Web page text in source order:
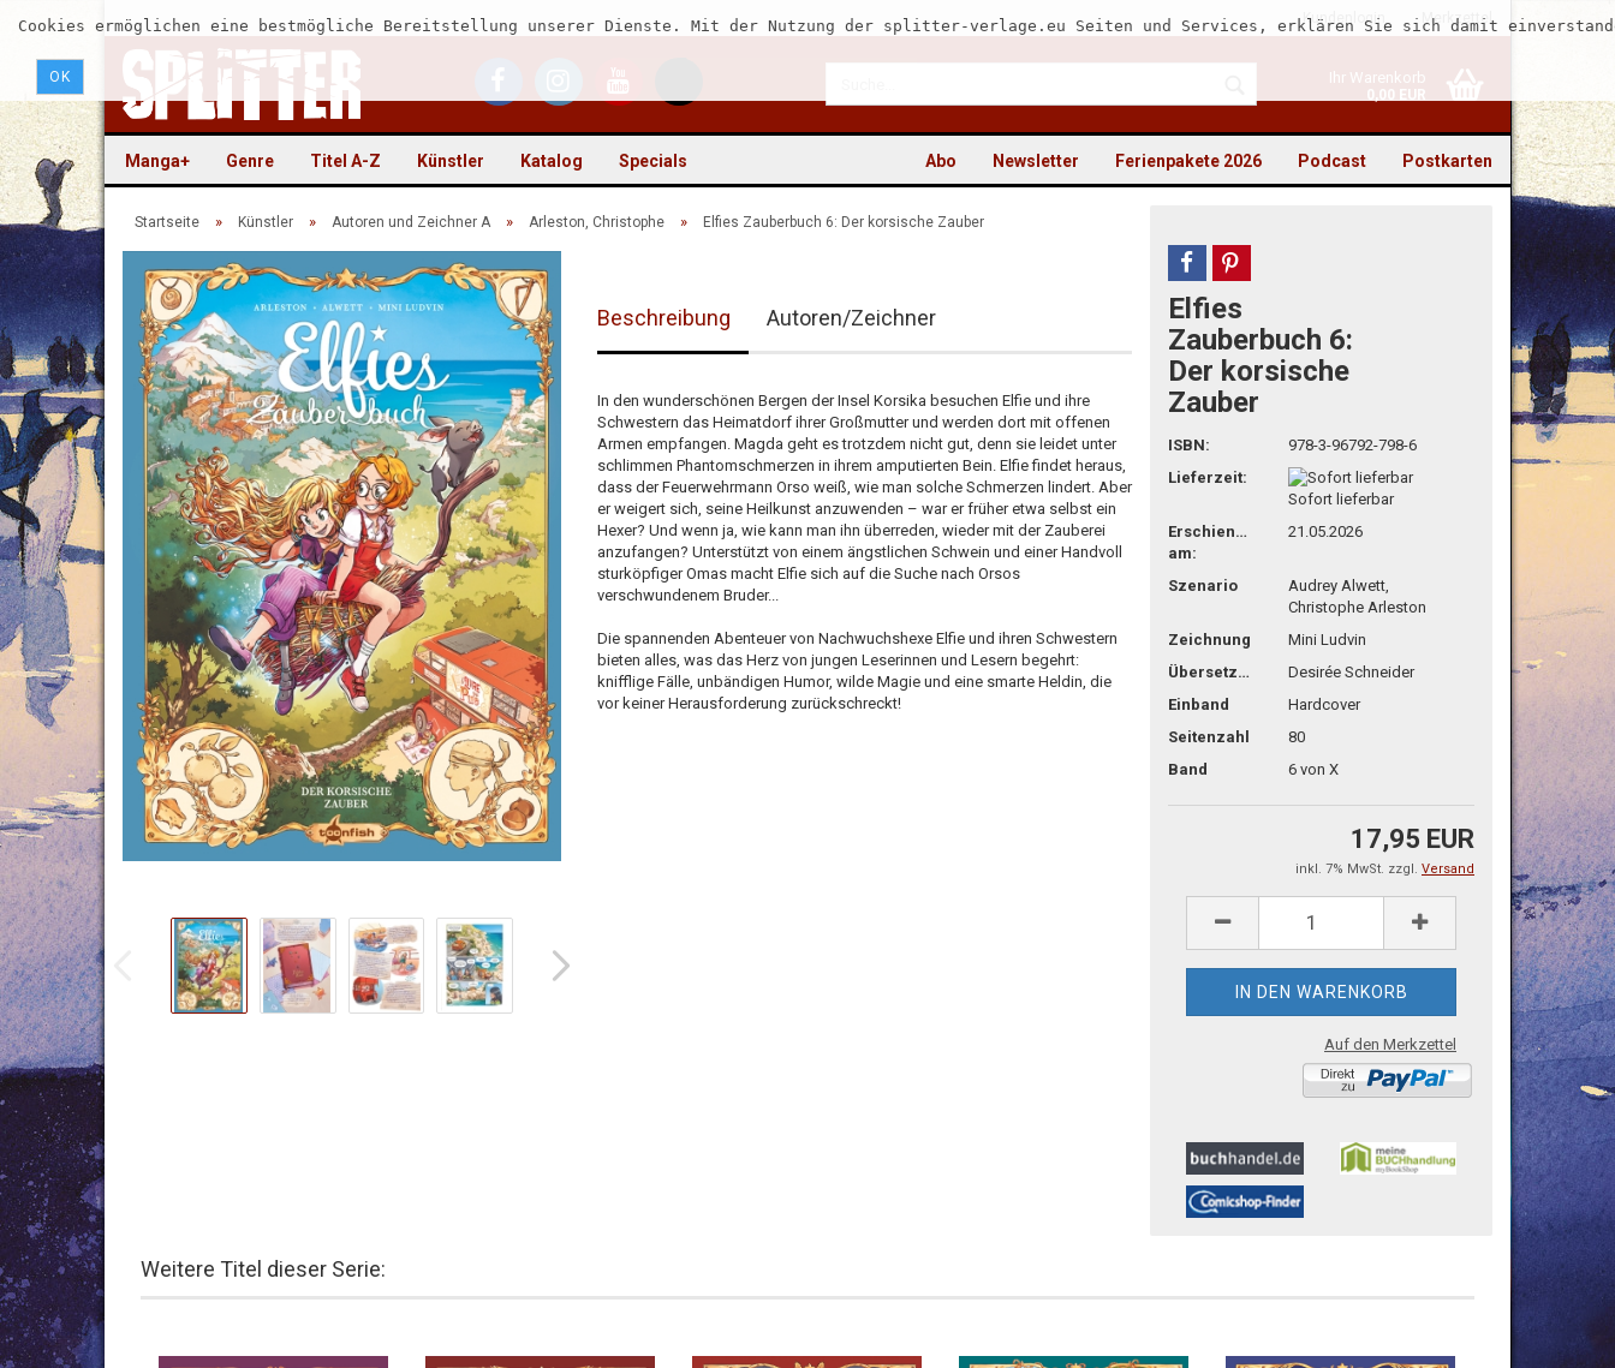
Kundenlogin
Passwort vergessen?
Merkzettel
Ihr Warenkorb
0,00 EUR
Cookies ermöglichen eine bestmögliche Bereitstellung unserer Dienste. Mit der Nutzung der splitter-verlage.eu Seiten und Services, erklären Sie sich damit
OK
Manga+ Genre Titel A-Z Künstler Katalog Specials Postkarten
Podcast
Ferienpakete 2026
Newsletter
Abo
Startseite » Künstler » Autoren und Zeichner A » Arleston, Christophe » Elfies Zauberbuch 6: Der korsische Zauber
Beschreibung Autoren/Zeichner
In den wunderschönen Bergen der Insel Korsika besuchen Elfie und ihre
Schwestern das Heimatdorf ihrer Großmutter und werden dort mit offenen
Armen empfangen. Magda geht es trotzdem nicht gut, denn sie leidet unter
schlimmen Phantomschmerzen in ihrem amputierten Bein. Elfie findet heraus,
dass der Feuerwehrmann Orso weiß, wie man solche Schmerzen lindert. Aber
er weigert sich, seine Heilkunst anzuwenden – war er früher etwa selbst ein
Hexer? Und wenn ja, wie kann man ihn überreden, wieder mit der Zauberei
anzufangen? Unterstützt von einem ängstlichen Schwein und einer Handvoll
sturköpfiger Omas macht Elfie sich auf die Suche nach Orsos
verschwundenem Bruder...
Die spannenden Abenteuer von Nachwuchshexe Elfie und ihren Schwestern
bieten alles, was das Herz von jungen Leserinnen und Lesern begehrt:
knifflige Fälle, unbändigen Humor, wilde Magie und eine smarte Heldin, die
vor keiner Herausforderung zurückschreckt!
teilen pin it
Elfies
Zauberbuch 6:
Der korsische
Zauber
ISBN:
978-3-96792-798-6
Lieferzeit:
Sofort lieferbar
Erschienen
am:
21.05.2026
Szenario
Audrey Alwett,
Christophe Arleston
Zeichnung
Mini Ludvin
Übersetzg.
Desirée Schneider
Einband
Hardcover
Seitenzahl
80
Band
6 von X
17,95 EUR
inkl. 7% MwSt. zzgl. Versand
Auf den Merkzettel
Weitere Titel dieser Serie: